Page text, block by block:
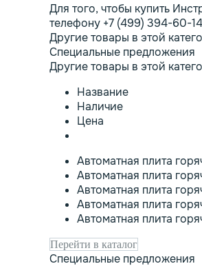
Для того, чтобы купить
телефону +7 (499) 394-60-
Другие товары в этой
Специальные предложения
Другие товары в этой
Название
Наличие
Цена
Автоматная плита
Автоматная плита
Автоматная плита
Автоматная плита
Автоматная плита
Перейти в каталог
Специальные предложения